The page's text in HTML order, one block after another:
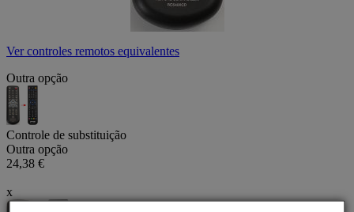
Ver controles remotos equivalentes
Outra opção
Controle de substituição
Outra opção
24,38 €
x